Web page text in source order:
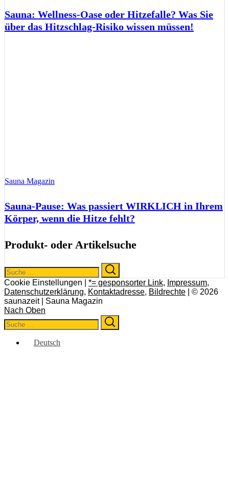
Sauna: Wellness-Oase oder Hitzefalle? Was Sie
über das Hitzschlag-Risiko wissen müssen!
Sauna Magazin
Sauna-Pause: Was passiert WIRKLICH in Ihrem
Körper, wenn die Hitze fehlt?
Produkt- oder Artikelsuche
Search
for:
Cookie Einstellungen | *= gesponsorter Link, Impressum,
Datenschutzerklärung, Kontaktadresse, Bildrechte | © 2026
saunazeit | Sauna Magazin
Nach Oben
Search
for:
Deutsch